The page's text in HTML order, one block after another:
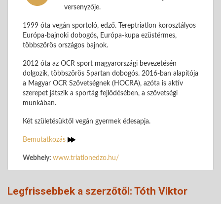
versenyzője.
1999 óta vegán sportoló, edző. Tereptriatlon korosztályos
Európa-bajnoki dobogós, Európa-kupa ezüstérmes,
többszörös országos bajnok.
2012 óta az OCR sport magyarországi bevezetésén
dolgozik, többszörös Spartan dobogós. 2016-ban alapítója
a Magyar OCR Szövetségnek (HOCRA), azóta is aktív
szerepet játszik a sportág fejlődésében, a szövetségi
munkában.
Két születésüktől vegán gyermek édesapja.
Bemutatkozás
Webhely: www.triatlonedzo.hu/
Legfrissebbek a szerzőtől: Tóth Viktor